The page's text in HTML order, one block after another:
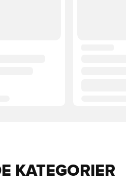
KATEGORIER